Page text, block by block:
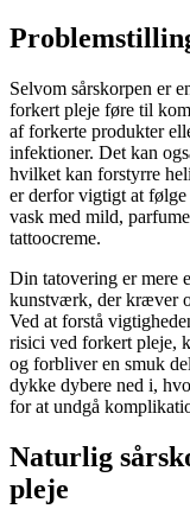
Selvom sårskorpen er
forkert pleje føre til
af forkerte produkter
infektioner. Det kan
hvilket kan forstyrre
er derfor vigtigt at
vask med mild,
tattoocreme.
Din tatovering er mere
kunstværk, der kræver
Ved at forstå
risici ved forkert pleje,
og forbliver en smuk
dykke dybere ned i,
for at undgå
Naturlig
pleje